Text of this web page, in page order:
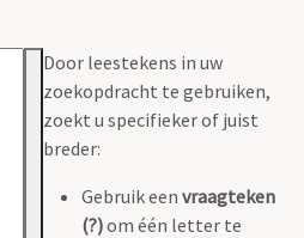
Door leestekens in uw
zoekopdracht te gebruiken,
zoekt u specifieker of juist
breder:
Gebruik een vraagteken
(?)om één letter te